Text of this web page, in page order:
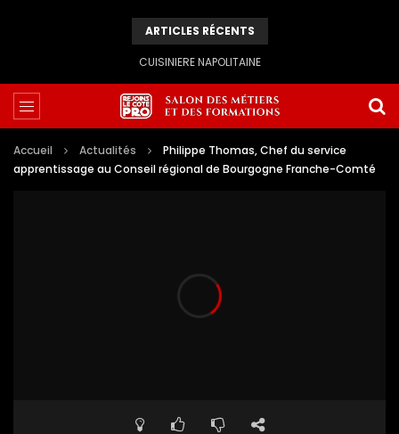
ARTICLES RÉCENTS
CUISINIERE NAPOLITAINE
Accueil Actualités
Philippe Thomas, Chef du service
apprentissage au Conseil régional de Bourgogne Franche-Comté